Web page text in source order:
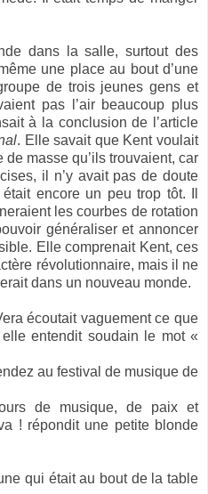
dans la salle, surtout des
une place au bout d’une
de trois jeunes gens et
pas l’air beaucoup plus
à la conclusion de l’article
. Elle savait que Kent voulait
de masse qu’ils trouvaient, car
il n’y avait pas de doute
encore un peu trop tôt. Il
les courbes de rotation
généraliser et annoncer
Elle comprenait Kent, ces
révolutionnaire, mais il ne
dans un nouveau monde.
écoutait vaguement ce que
entendit soudain le mot «
au festival de musique de
de musique, de paix et
! répondit une petite blonde
qui était au bout de la table